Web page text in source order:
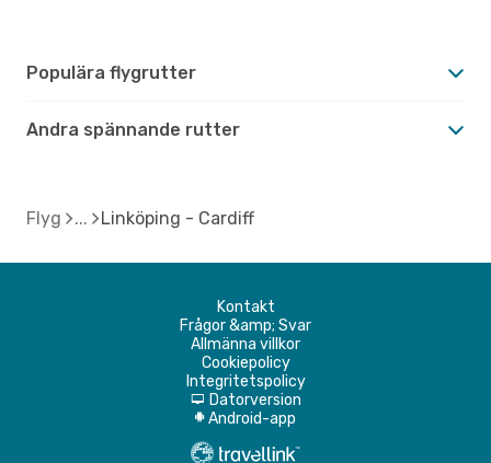
Populära flygrutter
Andra spännande rutter
Flyg Linköping - Cardiff
Kontakt
Frågor &amp; Svar
Allmänna villkor
Cookiepolicy
Integritetspolicy
d Datorversion
A Android-app